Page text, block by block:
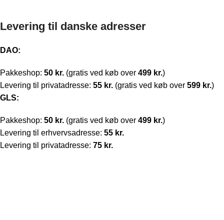
Levering til danske adresser
DAO:
Pakkeshop: 50 kr. (gratis ved køb over 499 kr.)
Levering til privatadresse: 55 kr. (gratis ved køb over 599 kr.)
GLS:
Pakkeshop: 50 kr. (gratis ved køb over 499 kr.)
Levering til erhvervsadresse: 55 kr.
Levering til privatadresse: 75 kr.